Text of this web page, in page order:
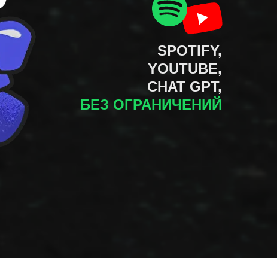
SPOTIFY,
YOUTUBE,
CHAT GPT,
БЕЗ ОГРАНИЧЕНИЙ
Приобрести